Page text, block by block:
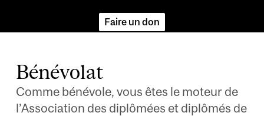
Faire un don
Bénévolat
Comme bénévole, vous êtes le moteur de
l’Association des diplômées et diplômés de